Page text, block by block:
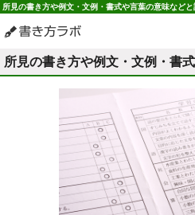
所見の書き方や例文・文例・書式や言葉の意味など
所見の書き方や例文・文例・書